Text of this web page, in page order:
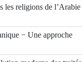
les religions de l’Arabie
− Une approche